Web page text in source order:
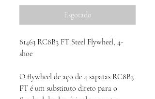
Esgotado
81463 RC8B3 FT Steel Flywheel, 4-
shoe
O flywheel de aço de 4 sapatas RC8B3
FT é um substituto direto para o